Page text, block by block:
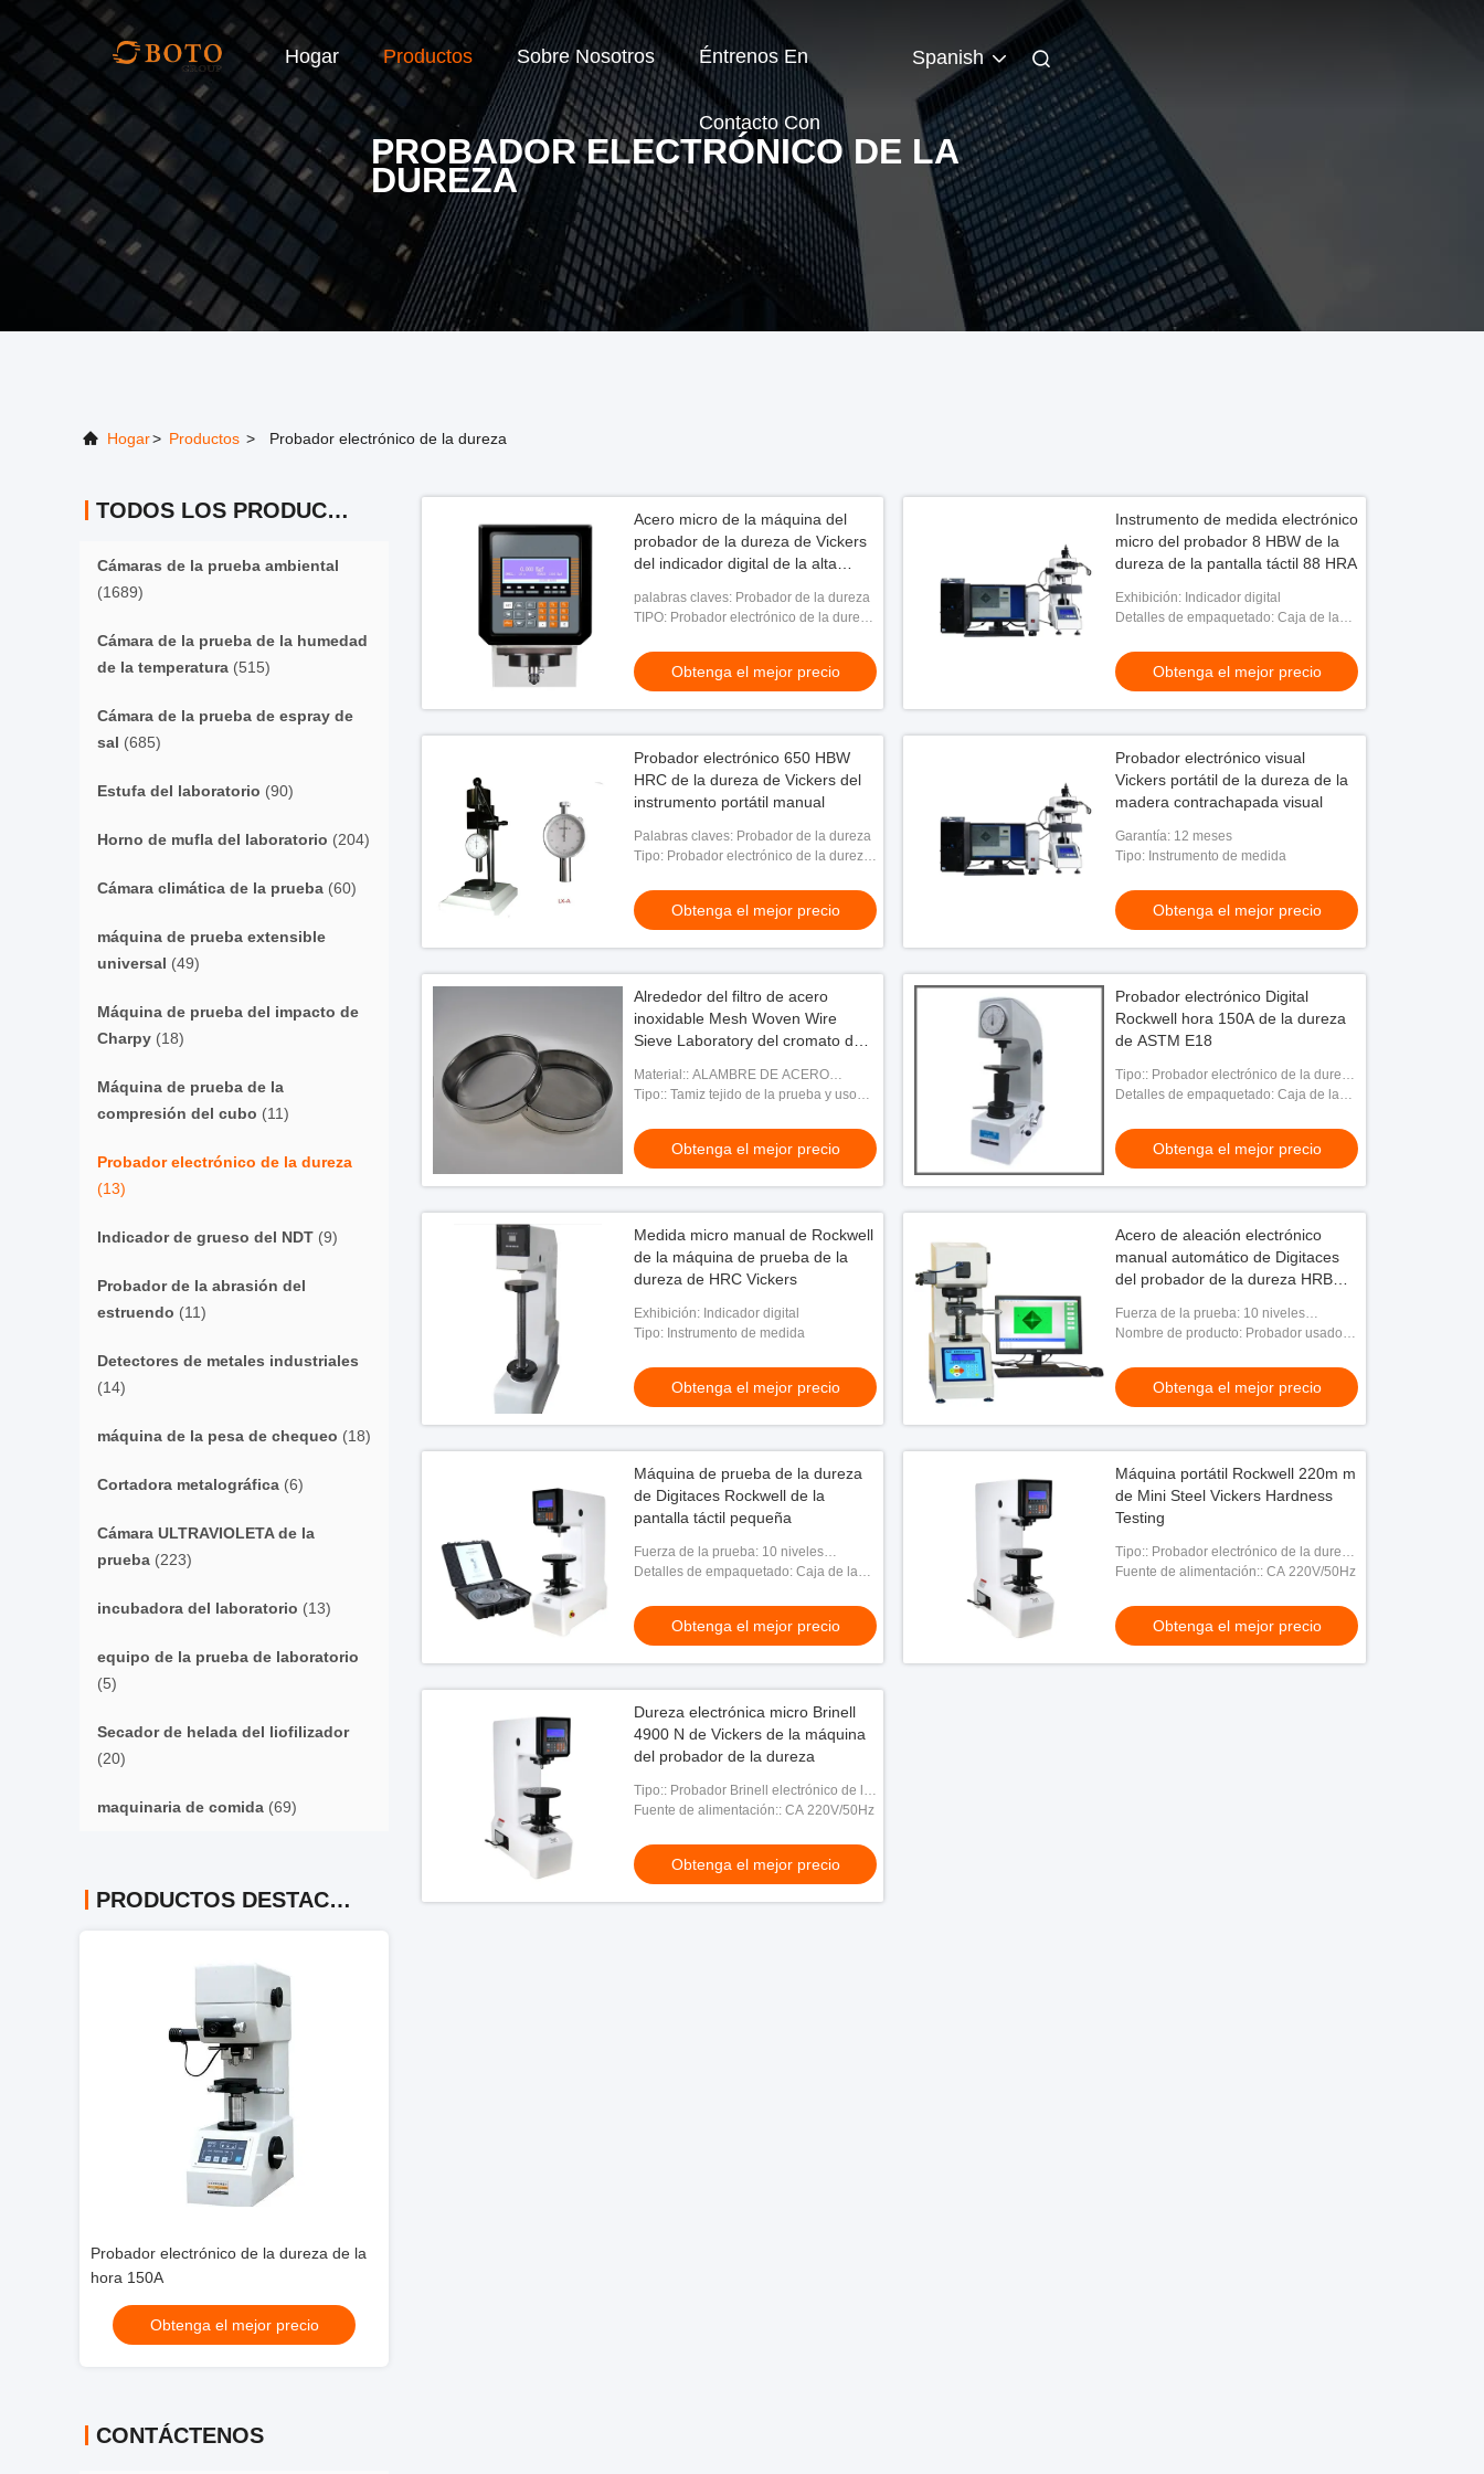
Hogar Productos Sobre Nosotros Éntrenos En
Contacto Con
Spanish
PROBADOR ELECTRÓNICO DE LA
DUREZA
Hogar> Productos > Probador electrónico de la dureza
TODOS LOS PRODUCTOS
Cámaras de la prueba ambiental
(1689)
Cámara de la prueba de la humedad
de la temperatura (515)
Cámara de la prueba de espray de
sal (685)
Estufa del laboratorio (90)
Horno de mufla del laboratorio (204)
Cámara climática de la prueba (60)
máquina de prueba extensible
universal (49)
Máquina de prueba del impacto de
Charpy (18)
Máquina de prueba de la
compresión del cubo (11)
Probador electrónico de la dureza
(13)
Indicador de grueso del NDT (9)
Probador de la abrasión del
estruendo (11)
Detectores de metales industriales
(14)
máquina de la pesa de chequeo (18)
Cortadora metalográfica (6)
Cámara ULTRAVIOLETA de la
prueba (223)
incubadora del laboratorio (13)
equipo de la prueba de laboratorio
(5)
Secador de helada del liofilizador
(20)
maquinaria de comida (69)
PRODUCTOS DESTACADOS
Máquina de prueba micro de la dureza
de Digitaces Vickers
Obtenga el mejor precio
CONTÁCTENOS
Acero micro de la máquina del
probador de la dureza de Vickers
del indicador digital de la alta
palabras claves: Probador de la dureza
TIPO: Probador electrónico de la dureza
Obtenga el mejor precio
Instrumento de medida electrónico
micro del probador 8 HBW de la
dureza de la pantalla táctil 88 HRA
Exhibición: Indicador digital
Detalles de empaquetado: Caja de la
Obtenga el mejor precio
Probador electrónico 650 HBW
HRC de la dureza de Vickers del
instrumento portátil manual
Palabras claves: Probador de la dureza
Tipo: Probador electrónico de la dureza
Obtenga el mejor precio
Probador electrónico visual
Vickers portátil de la dureza de la
madera contrachapada visual
Garantía: 12 meses
Tipo: Instrumento de medida
Obtenga el mejor precio
Alrededor del filtro de acero
inoxidable Mesh Woven Wire
Sieve Laboratory del cromato de
Material:: ALAMBRE DE ACERO
INOXIDABLE
Tipo:: Tamiz tejido de la prueba y uso
estilo: Armadura llana
Obtenga el mejor precio
Probador electrónico Digital
Rockwell hora 150A de la dureza
de ASTM E18
Tipo:: Probador electrónico de la dureza
de Vickers
Detalles de empaquetado: Caja de la
Obtenga el mejor precio
Medida micro manual de Rockwell
de la máquina de prueba de la
dureza de HRC Vickers
Exhibición: Indicador digital
Tipo: Instrumento de medida
Obtenga el mejor precio
Acero de aleación electrónico
manual automático de Digitaces
del probador de la dureza HRB
Fuerza de la prueba: 10 niveles
prueban la fuerza
Nombre de producto: Probador usado
Obtenga el mejor precio
Máquina de prueba de la dureza
de Digitaces Rockwell de la
pantalla táctil pequeña
Fuerza de la prueba: 10 niveles
prueban la fuerza
Detalles de empaquetado: Caja de la
Obtenga el mejor precio
Máquina portátil Rockwell 220m m
de Mini Steel Vickers Hardness
Testing
Tipo:: Probador electrónico de la dureza
de Vickers
Fuente de alimentación:: CA 220V/50Hz
Obtenga el mejor precio
Dureza electrónica micro Brinell
4900 N de Vickers de la máquina
del probador de la dureza
Tipo:: Probador Brinell electrónico de la
dureza
Fuente de alimentación:: CA 220V/50Hz
Obtenga el mejor precio